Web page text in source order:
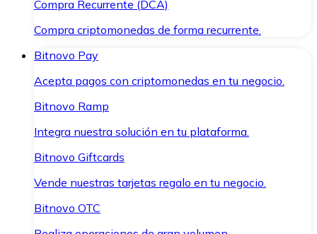
Compra Recurrente (DCA)
Compra criptomonedas de forma recurrente.
Bitnovo Pay
Acepta pagos con criptomonedas en tu negocio.
Bitnovo Ramp
Integra nuestra solución en tu plataforma.
Bitnovo Giftcards
Vende nuestras tarjetas regalo en tu negocio.
Bitnovo OTC